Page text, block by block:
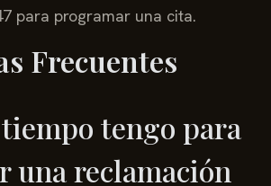
para programar una cita.
Frecuentes
tengo para
una reclamación